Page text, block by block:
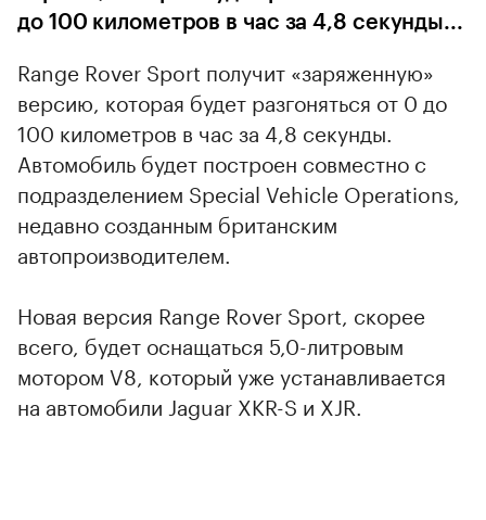
до 100 километров в час за 4,8 секунды...
Range Rover Sport получит «заряженную»
версию, которая будет разгоняться от 0 до
100 километров в час за 4,8 секунды.
Автомобиль будет построен совместно с
подразделением Special Vehicle Operations,
недавно созданным британским
автопроизводителем.
Новая версия Range Rover Sport, скорее
всего, будет оснащаться 5,0-литровым
мотором V8, который уже устанавливается
на автомобили Jaguar XKR-S и XJR.